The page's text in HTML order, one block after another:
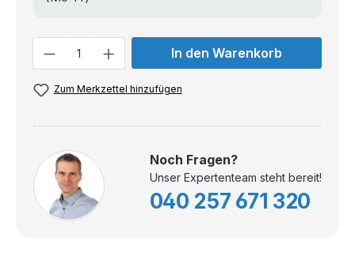
In den Warenkorb
Zum Merkzettel hinzufügen
Noch Fragen?
Unser Expertenteam steht bereit!
040 257 671 320